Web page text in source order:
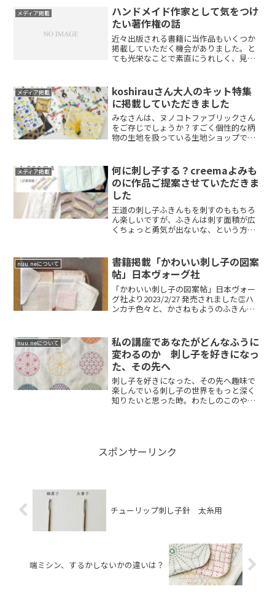
メディア掲載
ハンドメイド作家として気をつけ
たい著作権の話
近々出版される書籍に当作品もいくつか
掲載していただく機会がありました。と
ても光栄なことで素直にうれしく、見本
メディア掲載
koshirauさん大人のキット特集
に掲載していただきました
みなさんは、ヌノコトファブリックさん
をご存じでしょうか？すごく個性的な柄
物の生地を扱っている生地ショップで、
メディア掲載
何に刺し子する？creemaよみも
のに作品ご提案させていただきま
した
王道の刺し子ふきんもを刺すのももちろ
ん楽しいですが、ふきんは刺す面積が広
くちょっと勇気が出ないな、という方
nuu.neについて
書籍掲載「かわいい刺し子の図案
帖」日本ヴォーグ社
「かわいい刺し子の図案帖」日本ヴォー
グ社より2023/2/27 発売されました👏ハ
ンカチ色々と、かさねもようのふきん一
nuu.neについて
私の講座であなたがどんなふうに
変わるのか 刺し子を好きになっ
た、その先へ
刺し子を好きになった、その先へ趣味で
楽しんでいる刺し子の世界をもっと深く
知りたいと思った時。わたしのこのやり
スポンサーリンク
チューリップ刺し子針 太糸用
端ミシン、するかしないかの違いは？